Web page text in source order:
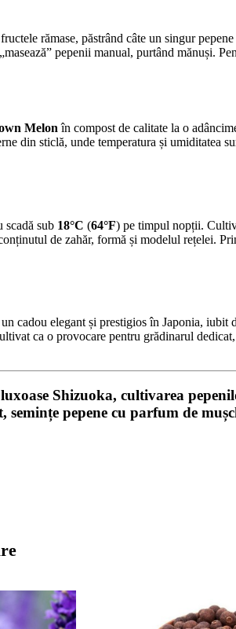
rămase, păstrând câte un singur
pepenii manual, purtând mănuși.
Melon în compost de calitate la o
din sticlă, unde temperatura și umiditatea
scadă sub 18°C (64°F) pe timpul nopții.
de zahăr, formă și modelul rețelei.
cadou elegant și prestigios în Japonia,
ca o provocare pentru grădinarul
Shizuoka, cultivarea
pepene cu parfum de